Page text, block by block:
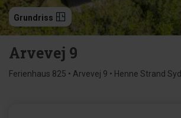
Grundriss
Arvevej 9
Ferienhaus 825 • Arvevej 9 • Henne Strand Syd